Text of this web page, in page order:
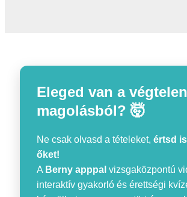
Eleged van a végtelen
magolásból? 🤯
Ne csak olvasd a tételeket,értsd
őket!
A Berny apppal vizsgaközpontú
interaktív gyakorló és érettségi